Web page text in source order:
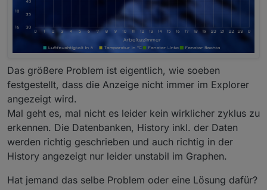
Das größere Problem ist eigentlich, wie soeben
festgestellt, dass die Anzeige nicht immer im Explorer
angezeigt wird.
Mal geht es, mal nicht es leider kein wirklicher zyklus zu
erkennen. Die Datenbanken, History inkl. der Daten
werden richtig geschrieben und auch richtig in der
History angezeigt nur leider unstabil im Graphen.
Hat jemand das selbe Problem oder eine Lösung dafür?